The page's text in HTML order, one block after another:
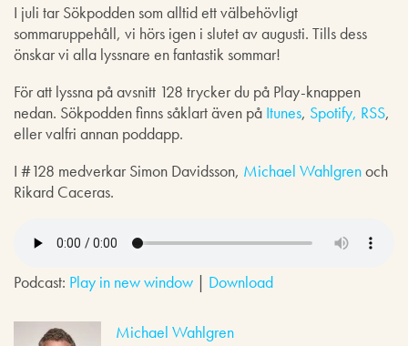
I juli tar Sökpodden som alltid ett välbehövligt
sommaruppehåll, vi hörs igen i slutet av augusti. Tills dess
önskar vi alla lyssnare en fantastik sommar!
För att lyssna på avsnitt 128 trycker du på Play-knappen
nedan. Sökpodden finns såklart även på Itunes, Spotify, RSS,
eller valfri annan poddapp.
I #128 medverkar Simon Davidsson, Michael Wahlgrenoch
Rikard Caceras.
Podcast: Play in new window | Download
Michael Wahlgren